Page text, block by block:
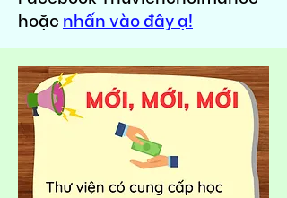
hoặc nhấn vào đây ạ!